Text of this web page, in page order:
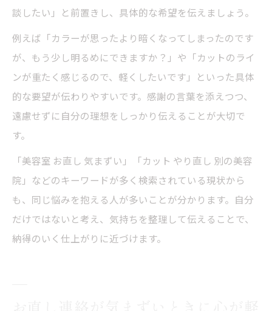
談したい」と前置きし、具体的な希望を伝えましょう。
例えば「カラーが思ったより暗くなってしまったのです
が、もう少し明るめにできますか？」や「カットのライ
ンが重たく感じるので、軽くしたいです」といった具体
的な要望が伝わりやすいです。感謝の言葉を添えつつ、
遠慮せずに自分の理想をしっかり伝えることが大切で
す。
「美容室 お直し 気まずい」「カット やり直し 別の美容
院」などのキーワードが多く検索されている現状から
も、同じ悩みを抱える人が多いことが分かります。自分
だけではないと考え、気持ちを整理して伝えることで、
納得のいく仕上がりに近づけます。